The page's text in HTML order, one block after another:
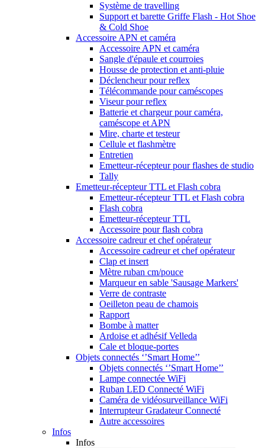
Système de travelling
Support et barette Griffe Flash - Hot Shoe
& Cold Shoe
Accessoire APN et caméra
Accessoire APN et caméra
Sangle d'épaule et courroies
Housse de protection et anti-pluie
Déclencheur pour reflex
Télécommande pour caméscopes
Viseur pour reflex
Batterie et chargeur pour caméra,
caméscope et APN
Mire, charte et testeur
Cellule et flashmètre
Entretien
Emetteur-récepteur pour flashes de studio
Tally
Emetteur-récepteur TTL et Flash cobra
Emetteur-récepteur TTL et Flash cobra
Flash cobra
Emetteur-récepteur TTL
Accessoire pour flash cobra
Accessoire cadreur et chef opérateur
Accessoire cadreur et chef opérateur
Clap et insert
Mètre ruban cm/pouce
Marqueur en sable 'Sausage Markers'
Verre de contraste
Oeilleton peau de chamois
Rapport
Bombe à matter
Ardoise et adhésif Velleda
Cale et bloque-portes
Objets connectés ‘’Smart Home’’
Objets connectés ‘’Smart Home’’
Lampe connectée WiFi
Ruban LED Connecté WiFi
Caméra de vidéosurveillance WiFi
Interrupteur Gradateur Connecté
Autre accessoires
Infos
Infos